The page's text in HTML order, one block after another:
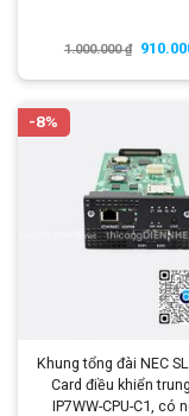
1.000.000₫
-8%
Khung tổng đài NEC
Card điều khiển
IP7WW-CPU-C1, có